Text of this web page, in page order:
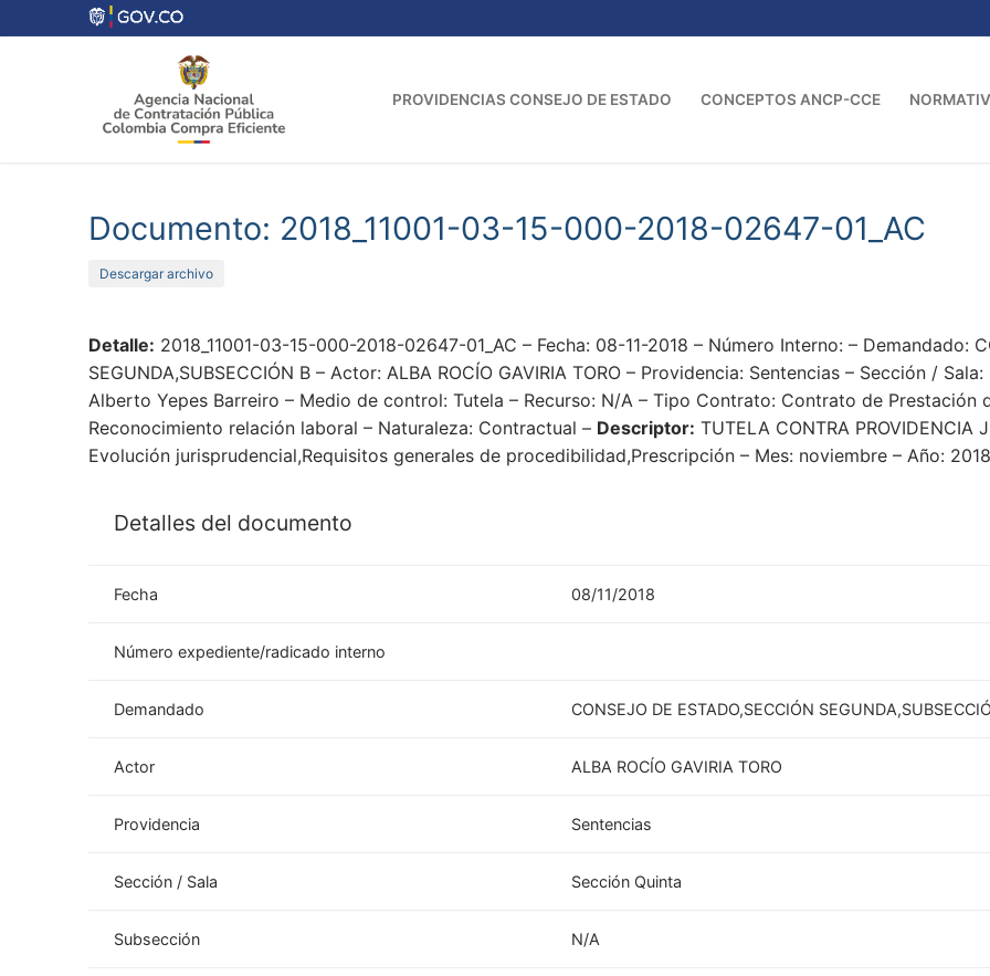
al
PROVIDENCIAS CONSEJO DE ESTADO CONCEPTOS ANCP-CCE
Documento: 2018_11001-03-15-000-2018-02647-01_AC
Descargar archivo
Detalle: 2018_11001-03-15-000-2018-02647-01_AC – Fecha: 08-11-2018 – Número Interno: – Demandado:
SEGUNDA,SUBSECCIÓN B – Actor: ALBA ROCÍO GAVIRIA TORO – Providencia: Sentencias – Sección /
Alberto Yepes Barreiro – Medio de control: Tutela – Recurso: N/A – Tipo Contrato: Contrato de Prestación
Reconocimiento relación laboral – Naturaleza: Contractual – Descriptor: TUTELA CONTRA PROVIDENCIA
Evolución jurisprudencial,Requisitos generales de procedibilidad,Prescripción – Mes: noviembre – Año: 2018
Detalles del documento
Fecha 08/11/2018
Número expediente/radicado interno
Demandado CONSEJO DE ESTADO,SECCIÓN
Actor ALBA ROCÍO GAVIRIA TORO
Providencia Sentencias
Sección / Sala Sección Quinta
Subsección N/A